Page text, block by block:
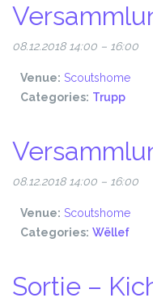
08.12.2018 14:00 – 16:00
Venue: Scoutshome
Categories: Trupp
08.12.2018 14:00 – 16:00
Venue: Scoutshome
Categories: Wëllef
Sortie –